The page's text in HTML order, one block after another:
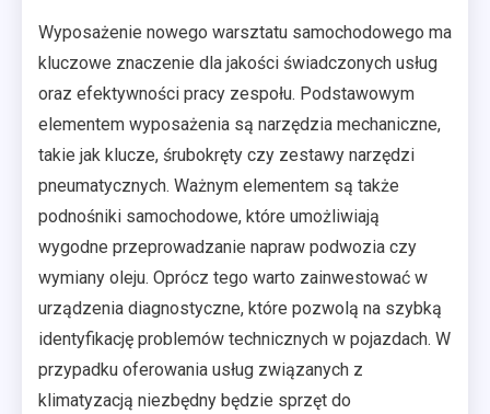
Wyposażenie nowego warsztatu samochodowego ma
kluczowe znaczenie dla jakości świadczonych usług
oraz efektywności pracy zespołu. Podstawowym
elementem wyposażenia są narzędzia mechaniczne,
takie jak klucze, śrubokręty czy zestawy narzędzi
pneumatycznych. Ważnym elementem są także
podnośniki samochodowe, które umożliwiają
wygodne przeprowadzanie napraw podwozia czy
wymiany oleju. Oprócz tego warto zainwestować w
urządzenia diagnostyczne, które pozwolą na szybką
identyfikację problemów technicznych w pojazdach. W
przypadku oferowania usług związanych z
klimatyzacją niezbędny będzie sprzęt do